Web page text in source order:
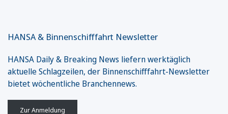
HANSA & Binnenschifffahrt Newsletter
HANSA Daily & Breaking News liefern werktäglich
aktuelle Schlagzeilen, der Binnenschifffahrt-Newsletter
bietet wöchentliche Branchennews.
Zur Anmeldung